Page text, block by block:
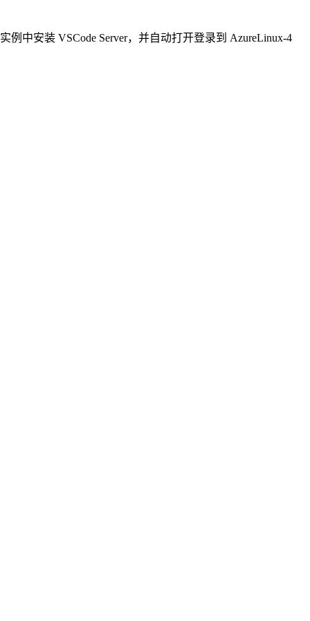
例中安装 VSCode Server，并自动打开登录到 AzureLinux-4